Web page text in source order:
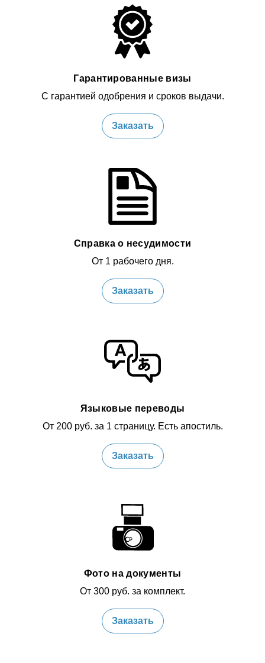
Гарантированные визы
С гарантией одобрения и сроков выдачи.
Заказать
Справка о несудимости
От 1 рабочего дня.
Заказать
Языковые переводы
От 200 руб. за 1 страницу. Есть апостиль.
Заказать
Фото на документы
От 300 руб. за комплект.
Заказать